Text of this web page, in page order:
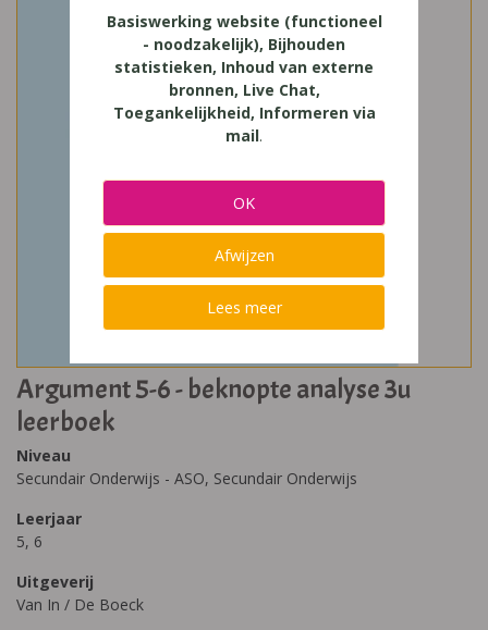
Argument 5-6 - beknopte analyse 3u
leerboek
Niveau
Secundair Onderwijs - ASO, Secundair Onderwijs
Leerjaar
5, 6
Uitgeverij
Van In / De Boeck
Basiswerking website (functioneel
- noodzakelijk), Bijhouden
statistieken, Inhoud van externe
bronnen, Live Chat,
Toegankelijkheid, Informeren via
mail.
OK
Afwijzen
Lees meer